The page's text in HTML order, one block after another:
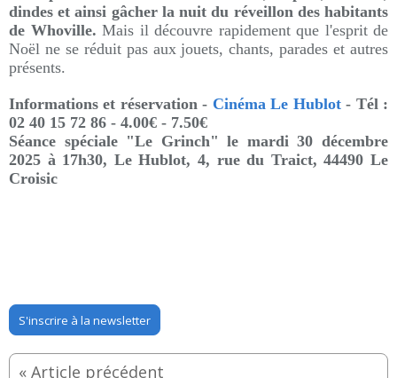
dindes et ainsi gâcher la nuit du réveillon des habitants
de Whoville. Mais il découvre rapidement que l'esprit de
Noël ne se réduit pas aux jouets, chants, parades et autres
présents.
Informations et réservation - Cinéma Le Hublot- Tél :
02 40 15 72 86 - 4.00€ - 7.50€
Séance spéciale "Le Grinch" le mardi 30 décembre
2025 à 17h30, Le Hublot,4, rue du Traict, 44490Le
Croisic
S'inscrire à la newsletter